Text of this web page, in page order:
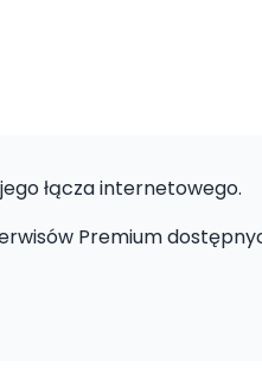
łącza internetowego.
Premium